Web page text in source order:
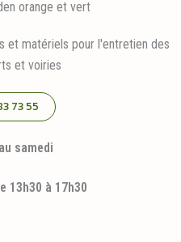
et matériels pour l'entretien des
et voiries
73 55
samedi
13h30 à 17h30